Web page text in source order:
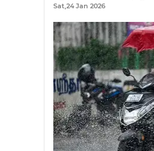
ஆசிரியர்களுக்கு
Sat,24 Jan 2026